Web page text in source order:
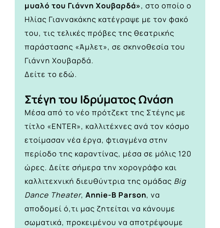
μυαλό του Γιάννη Χουβαρδά», στο οποίο ο
Ηλίας Γιαννακάκης κατέγραψε με τον φακό
του, τις τελικές πρόβες της θεατρικής
παράστασης «Άμλετ», σε σκηνοθεσία του
Γιάννη Χουβαρδά.
Δείτε το εδώ.
Στέγη του Ιδρύματος Ωνάση
Μέσα από το νέο πρότζεκτ της Στέγης με
τίτλο «ENTER», καλλιτέχνες ανά τον κόσμο
ετοίμασαν νέα έργα, φτιαγμένα στην
περίοδο της καραντίνας, μέσα σε μόλις 120
ώρες. Δείτε σήμερα την χορογράφο και
καλλιτεχνική διευθύντρια της ομάδας Big
Dance Theater, Annie-B Parson, να
αποδομεί ό,τι μας ζητείται να κάνουμε
σωματικά, προκειμένου να αποτρέψουμε